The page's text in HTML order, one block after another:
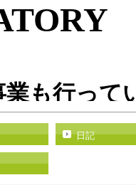
業も行って
日記